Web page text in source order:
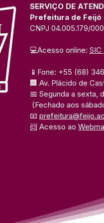
SERVIÇO DE
Prefeitura de
CNPJ 04.005.179/
💻Acesso online: SIC
📱Fone: +55 (68)
🏢 Av. Plácido de
📅 Segunda a sexta,
(Fechado aos
📧
📨 Acesso ao